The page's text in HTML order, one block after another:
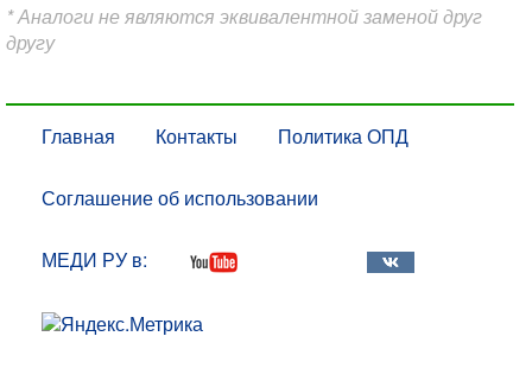
* Аналоги не являются эквивалентной заменой друг
другу
Главная Контакты Политика ОПД
Соглашение об использовании
МЕДИ РУ в: